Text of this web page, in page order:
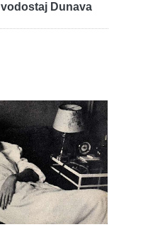
vodostaj Dunava